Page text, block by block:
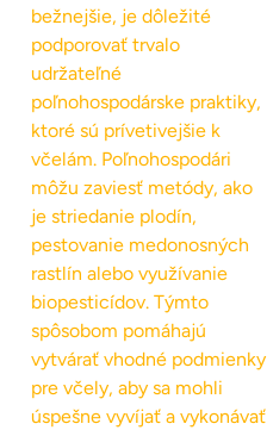
bežnejšie, je dôležité
podporovať trvalo
udržateľné
poľnohospodárske praktiky,
ktoré sú prívetivejšie k
včelám. Poľnohospodári
môžu zaviesť metódy, ako
je striedanie plodín,
pestovanie medonosných
rastlín alebo využívanie
biopesticídov. Týmto
spôsobom pomáhajú
vytvárať vhodné podmienky
pre včely, aby sa mohli
úspešne vyvíjať a vykonávať